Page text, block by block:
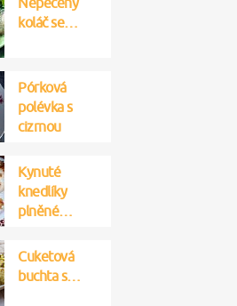
koláč se…
Pórková
polévka s
cizrnou
Kynuté
knedlíky
plněné…
Cuketová
buchta s…